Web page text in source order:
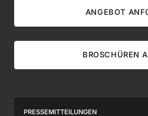
ANGEBOT
BROSCHÜREN
PRESSEMITTEILUNGEN